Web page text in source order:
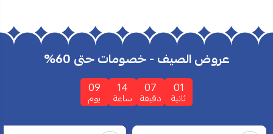
عروض الصيف - خصومات حتى 60%
00
ثانية
07
دقيقة
14
ساعة
09
يوم